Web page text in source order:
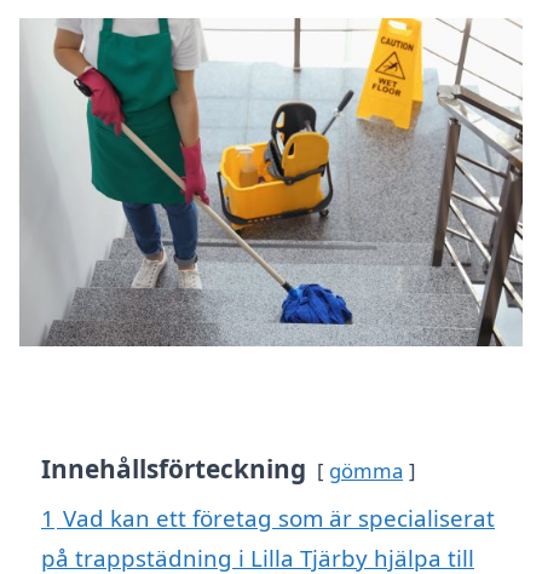
Innehållsförteckning gömma
1 Vad kan ett företag som är specialiserat
på trappstädning i Lilla Tjärby hjälpa till